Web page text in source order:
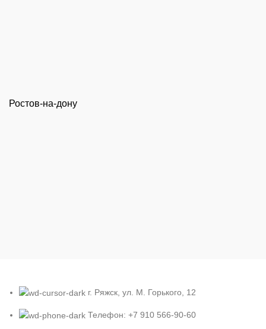
Ростов-на-дону
г. Ряжск, ул. М. Горького, 12
Телефон: +7 910 566-90-60